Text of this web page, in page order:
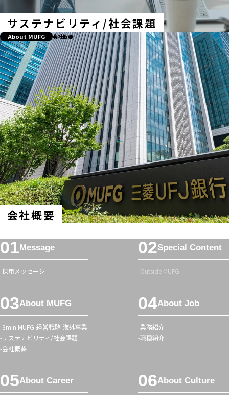
サステナビリティ/社会課題
会社概要
About MUFG 会社概要
フ
ッ
タ
ニ
ュ
ー
Message
採用メッセージ
Special Content
Outside MUFG
About MUFG
3min MUFG 経営戦略 海外事業
サステナビリティ/社会課題
会社概要
About Job
業務紹介
職種紹介
About Career About Culture